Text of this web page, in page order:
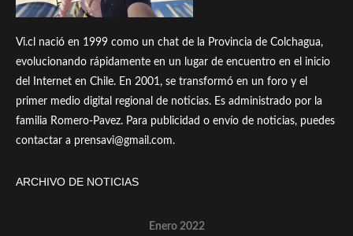
Vi.cl nació en 1999 como un chat de la Provincia de Colchagua,
evolucionando rápidamente en un lugar de encuentro en el inicio
del Internet en Chile. En 2001, se transformó en un foro y el
primer medio digital regional de noticias. Es administrado por la
familia Romero-Pavez. Para publicidad o envío de noticias, puedes
contactar a prensavi@gmail.com.
ARCHIVO DE NOTICIAS
Enero 2022